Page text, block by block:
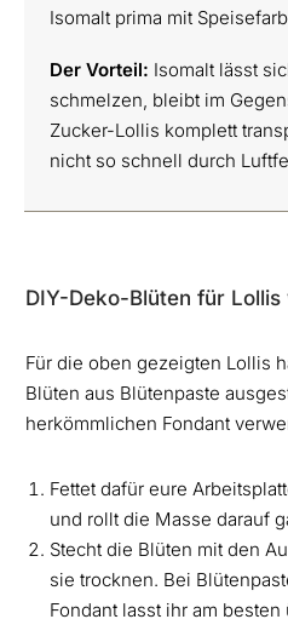
Isomalt prima mit
Der Vorteil: Isomalt lässt
schmelzen, bleibt im
Zucker-Lollis komplett
nicht so schnell durch
DIY-Deko-Blüten für
Für die oben gezeigten Lollis
Blüten aus Blütenpaste
herkömmlichen Fondant
Fettet dafür eure
und rollt die Masse darauf
Stecht die Blüten mit den
sie trocknen. Bei
Fondant lasst ihr am